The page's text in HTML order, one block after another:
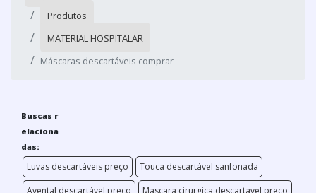
Produtos
MATERIAL HOSPITALAR
Máscaras descartáveis comprar
Buscas r
elaciona
das:
Luvas descartáveis preço
Touca descartável sanfonada
Avental descartável preço
Mascara cirurgica descartavel preço